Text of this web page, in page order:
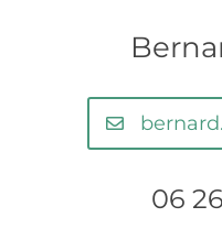
06